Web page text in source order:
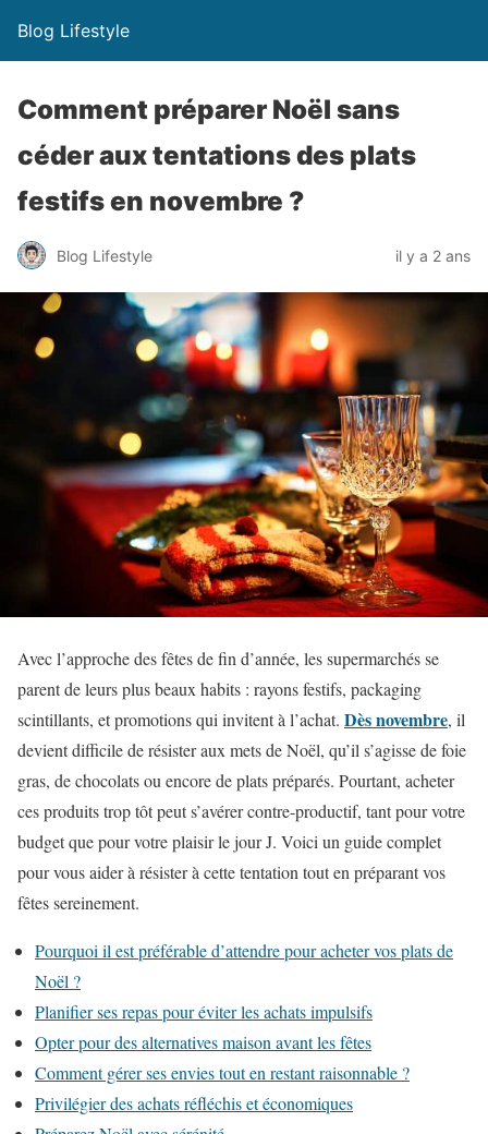
Blog Lifestyle
Comment préparer Noël sans
céder aux tentations des plats
festifs en novembre ?
Blog Lifestyle il y a 2 ans
Avec l’approche des fêtes de fin d’année, les supermarchés se
parent de leurs plus beaux habits : rayons festifs, packaging
scintillants, et promotions qui invitent à l’achat. Dès novembre, il
devient difficile de résister aux mets de Noël, qu’il s’agisse de foie
gras, de chocolats ou encore de plats préparés. Pourtant, acheter
ces produits trop tôt peut s’avérer contre-productif, tant pour votre
budget que pour votre plaisir le jour J. Voici un guide complet
pour vous aider à résister à cette tentation tout en préparant vos
fêtes sereinement.
Pourquoi il est préférable d’attendre pour acheter vos plats de
Noël ?
Planifier ses repas pour éviter les achats impulsifs
Opter pour des alternatives maison avant les fêtes
Comment gérer ses envies tout en restant raisonnable ?
Privilégier des achats réfléchis et économiques